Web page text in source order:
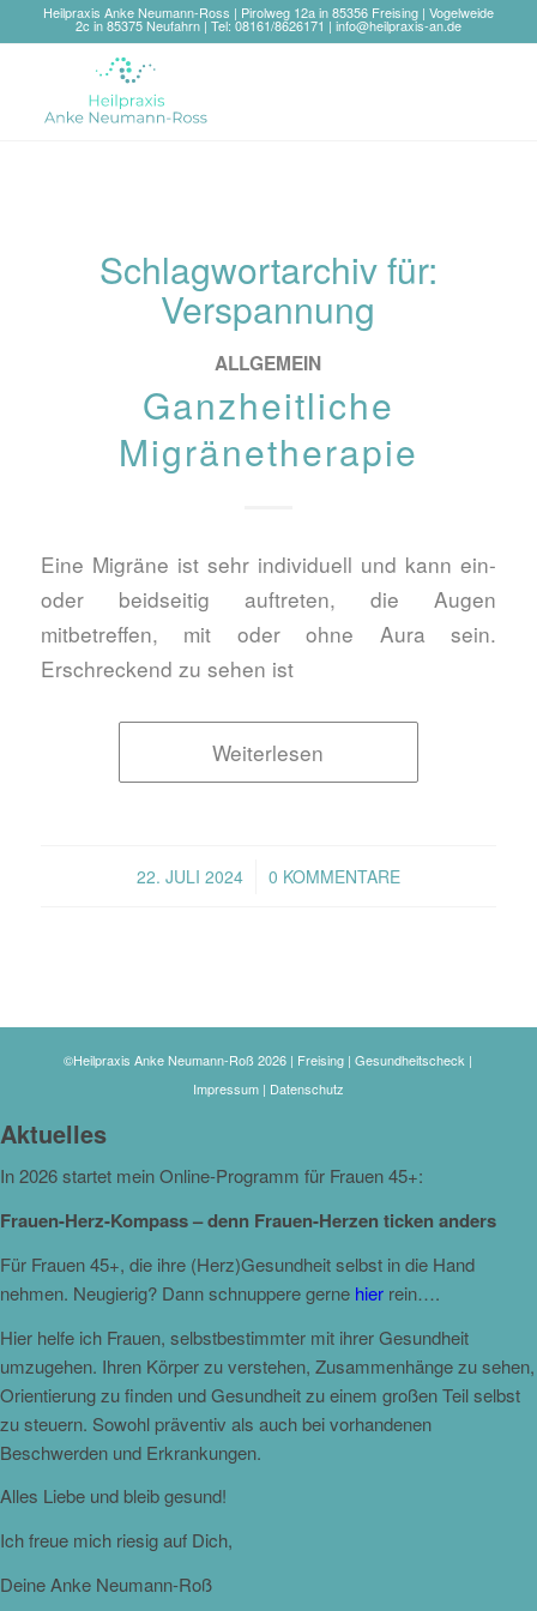
Heilpraxis Anke Neumann-Ross | Pirolweg 12a in 85356 Freising | Vogelweide
2c in 85375 Neufahrn | Tel: 08161/8626171 | info@heilpraxis-an.de
Schlagwortarchiv für:
Verspannung
ALLGEMEIN
Ganzheitliche
Migränetherapie
Eine Migräne ist sehr individuell und kann ein-
oder beidseitig auftreten, die Augen
mitbetreffen, mit oder ohne Aura sein.
Erschreckend zu sehen ist
Weiterlesen
22. JULI 2024
/ 0 KOMMENTARE
©Heilpraxis Anke Neumann-Roß 2026 | Freising | Gesundheitscheck |
Impressum| Datenschutz
Aktuelles
In 2026 startet mein Online-Programm für Frauen 45+:
Frauen-Herz-Kompass – denn Frauen-Herzen ticken anders
Für Frauen 45+, die ihre (Herz)Gesundheit selbst in die Hand
nehmen. Neugierig? Dann schnuppere gerne hier rein….
Hier helfe ich Frauen, selbstbestimmter mit ihrer Gesundheit
umzugehen. Ihren Körper zu verstehen, Zusammenhänge zu sehen,
Orientierung zu finden und Gesundheit zu einem großen Teil selbst
zu steuern. Sowohl präventiv als auch bei vorhandenen
Beschwerden und Erkrankungen.
Alles Liebe und bleib gesund!
Ich freue mich riesig auf Dich,
Deine Anke Neumann-Roß